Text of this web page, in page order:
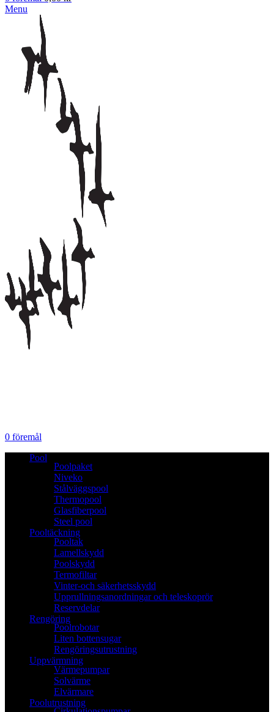
Menu
0 föremål
Pool
Poolpaket
Niveko
Stålväggspool
Thermopool
Glasfiberpool
Steel pool
Pooltäckning
Pooltak
Lamellskydd
Poolskydd
Termofiltar
Vinter-och säkerhetsskydd
Upprullningsanordningar och teleskoprör
Reservdelar
Rengöring
Poolrobotar
Liten bottensugar
Rengöringsutrustning
Uppvärmning
Värmepumpar
Solvärme
Elvärmare
Poolutrustning